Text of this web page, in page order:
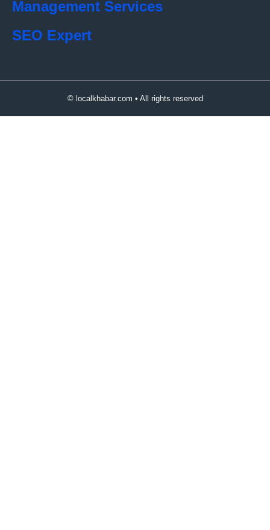
Management Services
SEO Expert
© localkhabar.com • All rights reserved